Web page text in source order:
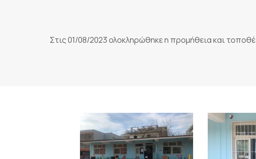
Στις 01/08/2023 ολοκληρώθηκε η προμήθεια και